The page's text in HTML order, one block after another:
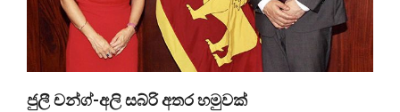
ජුලී චන්ග්-අලි සබ්රි අතර හමුවක්